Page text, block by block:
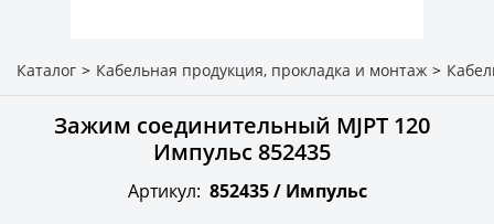
Каталог > Кабельная продукция, прокладка и монтаж >
Зажим соединительный MJPT 120
Импульс 852435
Артикул: 852435 / Импульс